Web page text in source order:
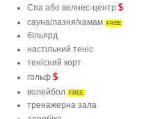
Спа або велнес-центр $
сауна/лазня/хамам FREE
більярд
настільний теніс
тенісний корт
гольф $
волейбол FREE
тренажерна зала